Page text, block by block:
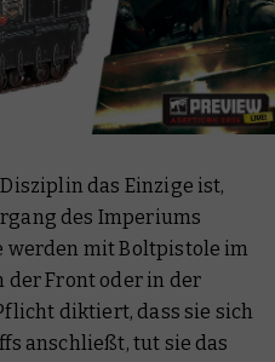
das Einzige ist,
des Imperiums
werden mit Boltpistole im
der Front oder in der
diktiert, dass sie sich
anschließt, tut sie das